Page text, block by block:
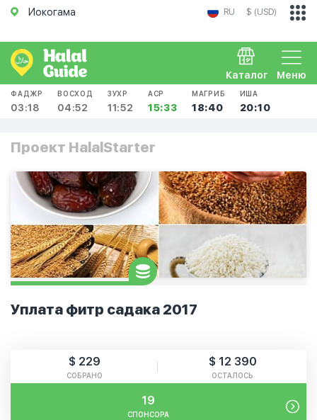
Иокогама RU $ (USD)
Меню
Каталог
ФАДЖР
03:18
ВОСХОД
04:52
ЗУХР
11:52
АСР
15:33
МАГРИБ
18:40
ИША
20:10
Проект HalalStarter
Уплата фитр садака 2017
$ 229
СОБРАНО
$ 12 390
ОСТАЛОСЬ
19
СПОНСОРА